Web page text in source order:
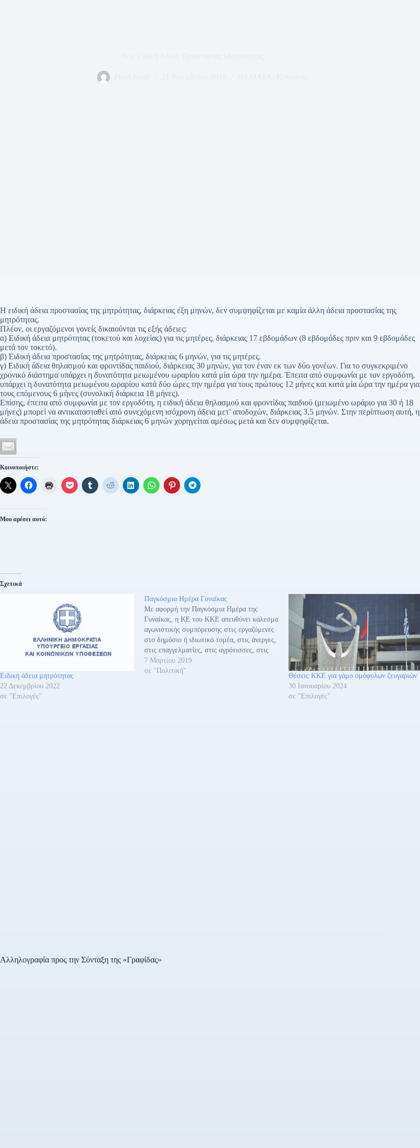
Η ειδική άδεια προστασίας της μητρότητας, διάρκειας έξη μηνών, δεν συμψηφίζεται με καμία άλλη άδεια προστασίας της
μητρότητας.
Πλέον, οι εργαζόμενοι γονείς δικαιούνται τις εξής άδειες:
α) Ειδική άδεια μητρότητας (τοκετού και λοχείας) για τις μητέρες, διάρκειας 17 εβδομάδων (8 εβδομάδες πριν και 9 εβδομάδες
μετά τον τοκετό).
β) Ειδική άδεια προστασίας της μητρότητας, διάρκειας 6 μηνών, για τις μητέρες.
γ) Ειδική άδεια θηλασμού και φροντίδας παιδιού, διάρκειας 30 μηνών, για τον έναν εκ των δύο γονέων. Για το συγκεκριμένο
χρονικό διάστημα υπάρχει η δυνατότητα μειωμένου ωραρίου κατά μία ώρα την ημέρα. Έπειτα από συμφωνία με τον εργοδότη,
υπάρχει η δυνατότητα μειωμένου ωραρίου κατά δύο ώρες την ημέρα για τους πρώτους 12 μήνες και κατά μία ώρα την ημέρα για
τους επόμενους 6 μήνες (συνολική διάρκεια 18 μήνες).
Επίσης, έπειτα από συμφωνία με τον εργοδότη, η ειδική άδεια θηλασμού και φροντίδας παιδιού (μειωμένο ωράριο για 30 ή 18
μήνες) μπορεί να αντικατασταθεί από συνεχόμενη ισόχρονη άδεια μετ’ αποδοχών, διάρκειας 3,5 μηνών. Στην περίπτωση αυτή, η
άδεια προστασίας της μητρότητας διάρκειας 6 μηνών χορηγείται αμέσως μετά και δεν συμψηφίζεται.
Κοινοποιήστε:
Μου αρέσει αυτό:
Σχετικά
Ειδική άδεια μητρότητας
22 Δεκεμβρίου 2022
σε "Επιλογές"
Παγκόσμια Ημέρα Γυναίκας
Με αφορμή την Παγκόσμια Ημέρα της
Γυναίκας, η ΚΕ του ΚΚΕ απευθύνει κάλεσμα
αγωνιστικής συμπόρευσης στις εργαζόμενες
στο δημόσιο ή ιδιωτικό τομέα, στις άνεργες,
στις επαγγελματίες, στις αγρότισσες, στις
συνταξιούχους, στις νέες μητέρες, στις
κοπέλες που βρίσκονται στα σχολεία, στις
7 Μαρτίου 2019
σε "Πολιτική"
Θέσεις ΚΚΕ για γάμο ομόφυλων ζευγαριών
30 Ιανουαρίου 2024
σε "Επιλογές"
Αλληλογραφία προς την Σύνταξη της «Γραφίδας»